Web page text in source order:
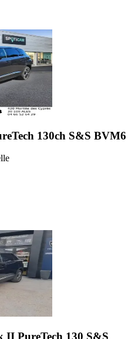
130ch S&S BVM6
II PureTech 130 S&S